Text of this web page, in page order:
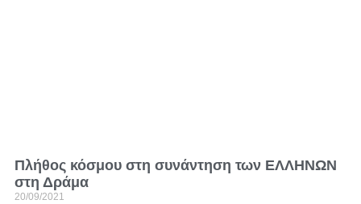
Πλήθος κόσμου στη συνάντηση των ΕΛΛΗΝΩΝ
στη Δράμα
20/09/2021